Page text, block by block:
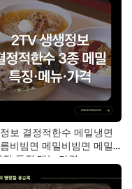
보 결정적한수 메밀냉면
비빔면 메밀비빔면 메밀
특징·메뉴·가격